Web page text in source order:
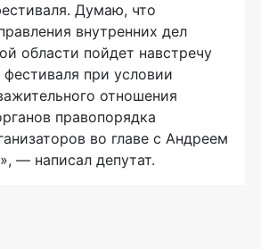
Думаю, что
внутренних дел
области пойдет навстречу
при условии
отношения
правопорядка
во главе с Андреем
— написал депутат.